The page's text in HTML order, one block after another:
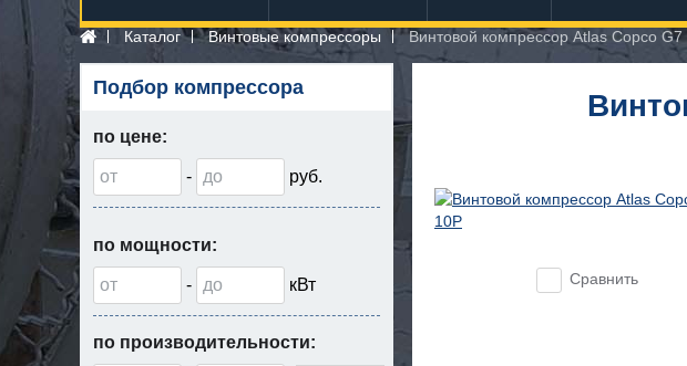
Каталог Винтовые компрессоры Винтовой компрессор Atlas Copco G7
Подбор компрессора
по цене:
- руб.
по мощности:
- кВт
по производительности:
Сравнить